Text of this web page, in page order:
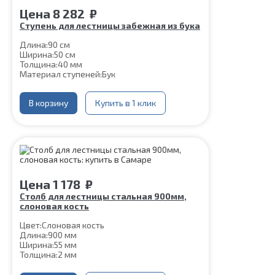
Цена 8 282 ₽
Ступень для лестницы забежная из бука
Длина:90 см
Ширина:50 см
Толщина:40 мм
Материал ступеней:Бук
В корзину Купить в 1 клик
Цена 1 178 ₽
Столб для лестницы стальная 900мм,
слоновая кость
Цвет:Слоновая кость
Длина:900 мм
Ширина:55 мм
Толщина:2 мм